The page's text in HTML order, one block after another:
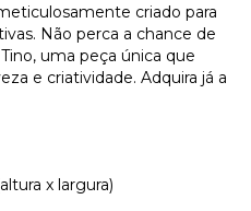
criado para
Não perca a chance de
uma peça única que
e criatividade. Adquira já a
x largura)